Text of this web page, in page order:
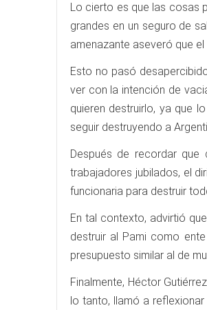
Lo cierto es que las cosas
grandes en un seguro de
amenazante aseveró que el
Esto no pasó
ver con la intención de
quieren destruirlo, ya que
seguir destruyendo a
Después de recordar
trabajadores jubilados, el
funcionaria para destruir
En tal contexto, advirtió
destruir al Pami como
presupuesto similar al de
Finalmente, Héctor
lo tanto, llamó a